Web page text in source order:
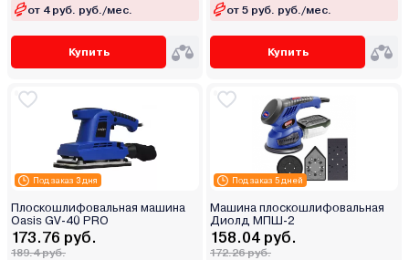
от 4 руб. руб./мес.
Купить
от 5 руб. руб./мес.
Купить
Под заказ 3 дня
Плоскошлифовальная машина
Oasis GV-40 PRO
173.76 руб.
189.4 руб.
Под заказ 5 дней
Машина плоскошлифовальная
Диолд МПШ-2
158.04 руб.
172.26 руб.